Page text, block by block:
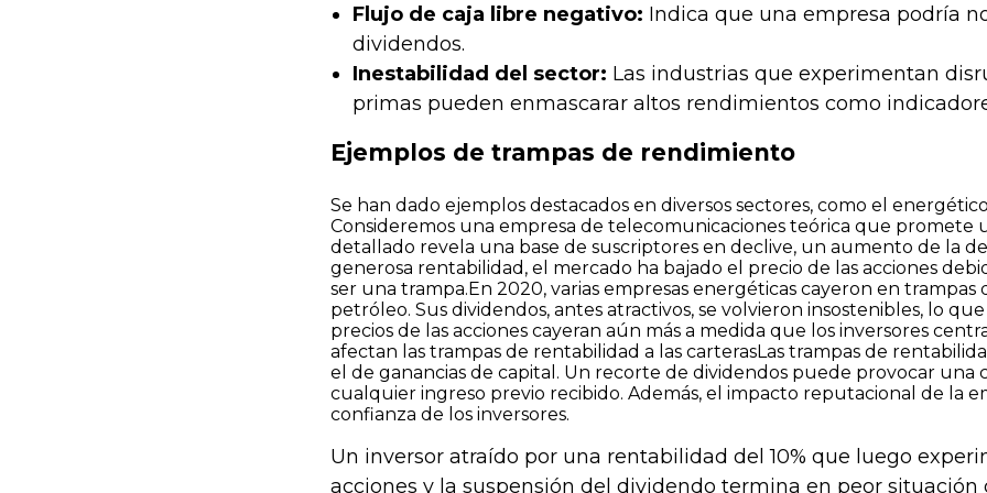
Flujo de caja libre negativo: Indica que una empresa podría
dividendos.
Inestabilidad del sector: Las industrias que experimentan
primas pueden enmascarar altos rendimientos como
Ejemplos de trampas de rendimiento
Se han dado ejemplos destacados en diversos sectores, como el
Consideremos una empresa de telecomunicaciones teórica que promete
detallado revela una base de suscriptores en declive, un aumento de la
generosa rentabilidad, el mercado ha bajado el precio de las acciones
ser una trampa.En 2020, varias empresas energéticas cayeron en
petróleo. Sus dividendos, antes atractivos, se volvieron insostenibles, lo
precios de las acciones cayeran aún más a medida que los inversores
afectan las trampas de rentabilidad a las carterasLas trampas de
el de ganancias de capital. Un recorte de dividendos puede provocar una
cualquier ingreso previo recibido. Además, el impacto reputacional de la
confianza de los inversores.
Un inversor atraído por una rentabilidad del 10% que luego
acciones y la suspensión del dividendo termina en peor